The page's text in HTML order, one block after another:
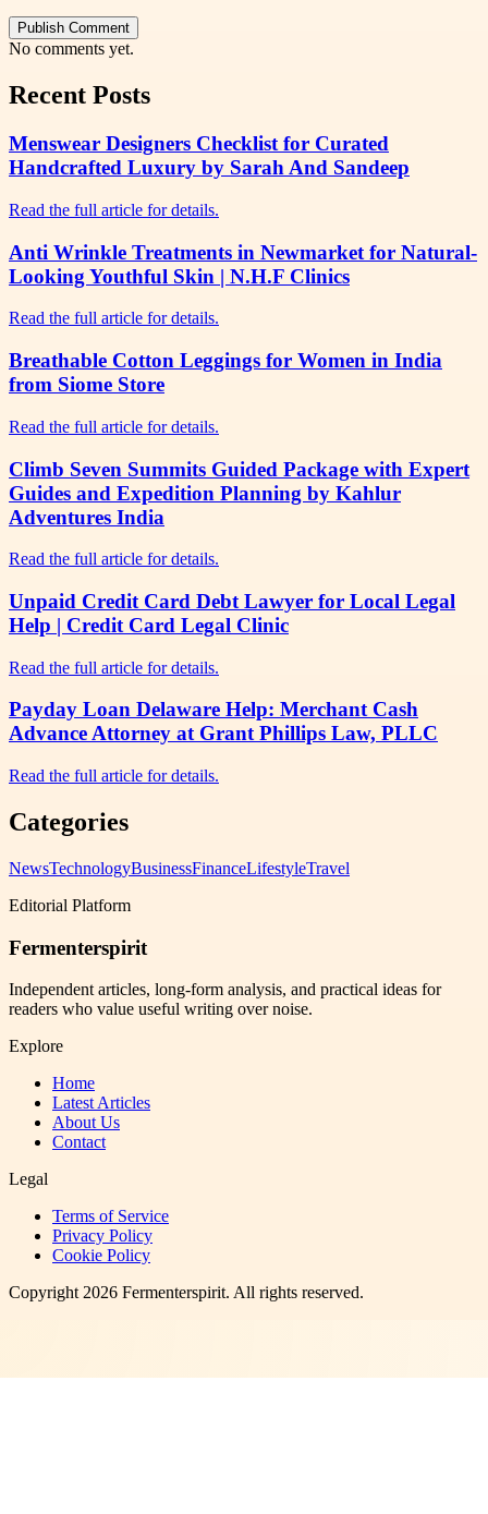
Publish Comment
No comments yet.
Recent Posts
Menswear Designers Checklist for Curated
Handcrafted Luxury by Sarah And Sandeep
Read the full article for details.
Anti Wrinkle Treatments in Newmarket for Natural-
Looking Youthful Skin | N.H.F Clinics
Read the full article for details.
Breathable Cotton Leggings for Women in India
from Siome Store
Read the full article for details.
Climb Seven Summits Guided Package with Expert
Guides and Expedition Planning by Kahlur
Adventures India
Read the full article for details.
Unpaid Credit Card Debt Lawyer for Local Legal
Help | Credit Card Legal Clinic
Read the full article for details.
Payday Loan Delaware Help: Merchant Cash
Advance Attorney at Grant Phillips Law, PLLC
Read the full article for details.
Categories
NewsTechnologyBusinessFinanceLifestyleTravel
Editorial Platform
Fermenterspirit
Independent articles, long-form analysis, and practical ideas for
readers who value useful writing over noise.
Explore
Home
Latest Articles
About Us
Contact
Legal
Terms of Service
Privacy Policy
Cookie Policy
Copyright2026 Fermenterspirit. All rights reserved.